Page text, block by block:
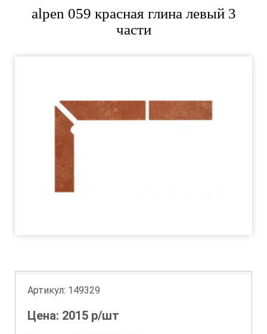
alpen 059 красная глина левый 3
части
Артикул: 149329
Цена: 2015 р/шт